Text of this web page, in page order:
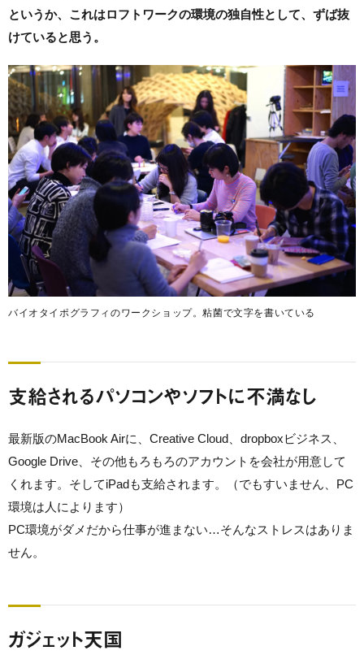
というか、これはロフトワークの環境の独自性として、ずば抜
けていると思う。
バイオタイポグラフィのワークショップ。粘菌で文字を書いている
支給されるパソコンやソフトに不満なし
最新版のMacBook Airに、Creative Cloud、dropboxビジネス、
Google Drive、その他もろもろのアカウントを会社が用意して
くれます。そしてiPadも支給されます。（でもすいません、PC
環境は人によります）
PC環境がダメだから仕事が進まない…そんなストレスはありま
せん。
ガジェット天国